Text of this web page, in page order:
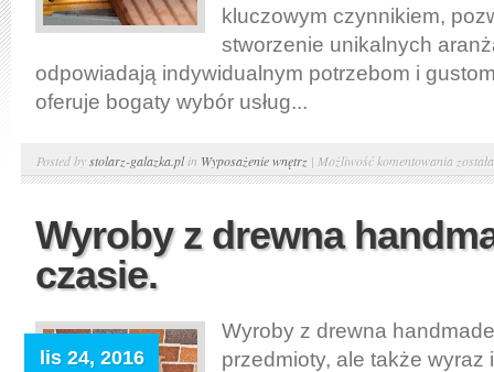
kluczowym czynnikiem,
stworzenie unikalnych
odpowiadają indywidualnym potrzebom i
oferuje bogaty wybór usług...
Posted bystolarz-galazka.plin Wyposażenie wnętrz | Możliwość komentowania Meble
na
–
Wyroby z drewna
czasie.
lis 24, 2016
Wyroby z drewna
przedmioty, ale także wyraz